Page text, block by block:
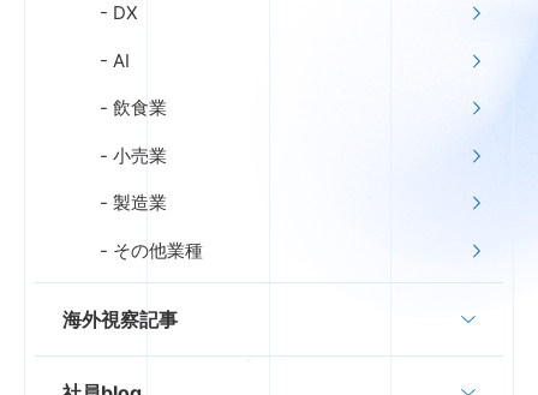
DX
AI
飲食業
小売業
製造業
その他業種
海外視察記事